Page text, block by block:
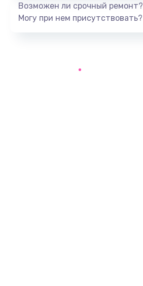
Заказать
Возможен ли срочный ремонт?
Могу при нем присутствовать?